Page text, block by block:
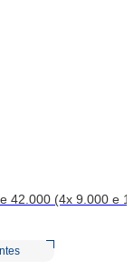
42.000 (4x 9.000 e